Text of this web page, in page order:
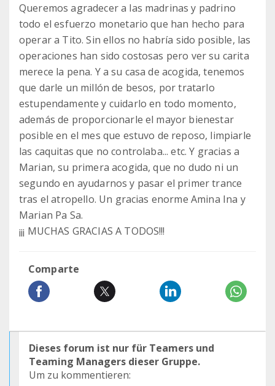
Queremos agradecer a las madrinas y padrino
todo el esfuerzo monetario que han hecho para
operar a Tito. Sin ellos no habría sido posible, las
operaciones han sido costosas pero ver su carita
merece la pena. Y a su casa de acogida, tenemos
que darle un millón de besos, por tratarlo
estupendamente y cuidarlo en todo momento,
además de proporcionarle el mayor bienestar
posible en el mes que estuvo de reposo, limpiarle
las caquitas que no controlaba... etc. Y gracias a
Marian, su primera acogida, que no dudo ni un
segundo en ayudarnos y pasar el primer trance
tras el atropello. Un gracias enorme Amina Ina y
Marian Pa Sa.
¡¡¡ MUCHAS GRACIAS A TODOS!!!
Comparte
Dieses forum ist nur für Teamers und
Teaming Managers dieser Gruppe.
Um zu kommentieren: